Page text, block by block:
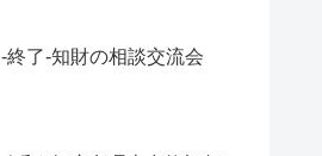
-終了-知財の相談交流会